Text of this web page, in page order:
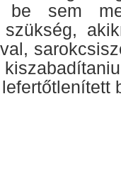
be sem